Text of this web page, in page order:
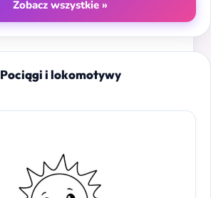
Zobacz wszystkie »
Pociągi i lokomotywy